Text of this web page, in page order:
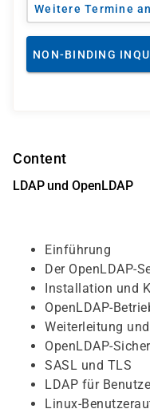
Weitere Termine
NON-BINDING
Content
LDAP und OpenLDAP
Einführung
Der OpenLDAP-
Installation und
OpenLDAP-
Weiterleitung
OpenLDAP-
SASL und TLS
LDAP für
Linux-